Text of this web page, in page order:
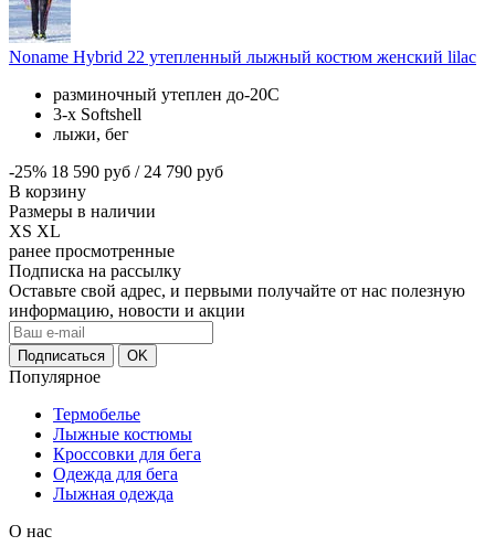
Noname Hybrid 22 утепленный лыжный костюм женский lilac
разминочный утеплен до-20С
3-х Softshell
лыжи, бег
-25% 18 590 руб / 24 790 руб
В корзину
Размеры в наличии
XS XL
ранее просмотренные
Подписка на рассылку
Оставьте свой адрес, и первыми получайте от нас полезную
информацию, новости и акции
Популярное
Термобелье
Лыжные костюмы
Кроссовки для бега
Одежда для бега
Лыжная одежда
О нас